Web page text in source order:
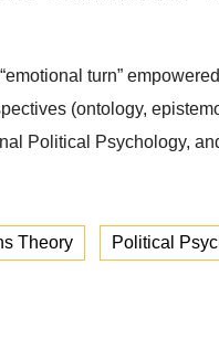
turn”
(ontology,
Political Psychology,
Theory Political